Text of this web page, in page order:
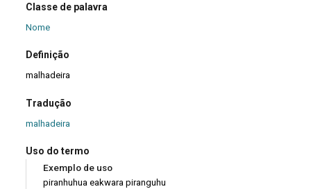
Classe de palavra
Nome
Definição
malhadeira
Tradução
malhadeira
Uso do termo
Exemplo de uso
piranhuhua eakwara piranguhu